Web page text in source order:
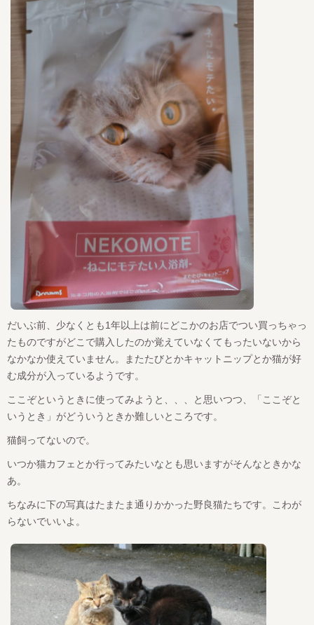
だいぶ前、少なくとも1年以上は前にどこかのお店でつい買っちゃっ
たものですがどこで購入したのか覚えていなくてもったいないから
なかなか使えていません。またたびとかキャットニップとか猫が好
む成分が入っているようです。
ここぞというときに使ってみようと、、、と思いつつ、「ここぞと
いうとき」がどういうときか難しいところです。
猫飼ってないので。
いつか猫カフェとか行ってみたいなとも思いますがそんなときかな
あ。
ちなみに下の写真はたまたま通りかかった野良猫たちです。こわが
らないでいいよ。